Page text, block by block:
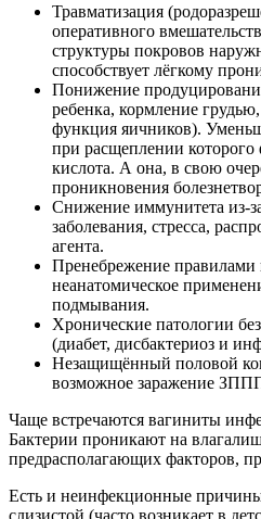
Травматизация
оперативного
структуры покровов
способствует лёгкому
Понижение
ребенка, кормление
функция яичников).
при расщеплении
кислота. А она, в свою
проникновения
Снижение иммунитета из-
заболевания, стресса,
агента.
Пренебрежение
неанатомическое
подмывания.
Хронические патологии
(диабет, дисбактериоз и
Незащищённый половой
возможное заражение
Чаще встречаются вагиниты
Бактерии проникают на
предрасполагающих факторов,
Есть и неинфекционные причины
слизистой (часто возникает в